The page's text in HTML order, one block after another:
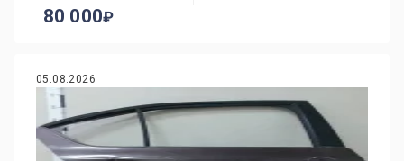
80 000
05.08.2026